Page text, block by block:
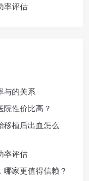
率评估
与的关系
性价比高？
移植后出血怎么
率评估
家更值得信赖？